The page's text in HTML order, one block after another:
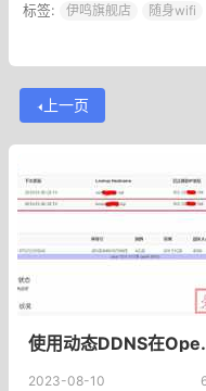
标签: 伊鸣旗舰店 随身wifi
上一页
使用动态
2023-08-10